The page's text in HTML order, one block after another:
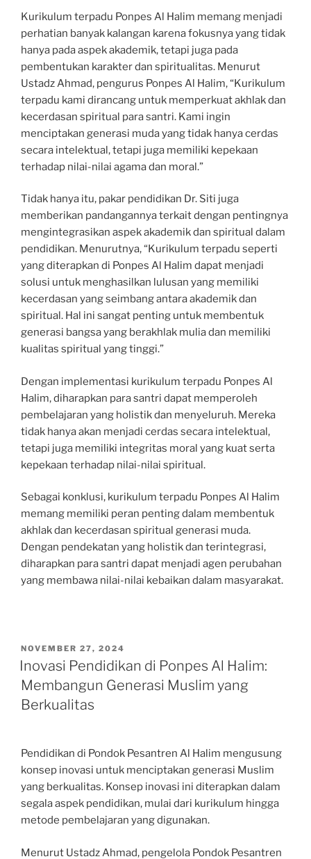
Kurikulum terpadu Ponpes Al Halim memang menjadi
perhatian banyak kalangan karena fokusnya yang tidak
hanya pada aspek akademik, tetapi juga pada
pembentukan karakter dan spiritualitas. Menurut
Ustadz Ahmad, pengurus Ponpes Al Halim, “Kurikulum
terpadu kami dirancang untuk memperkuat akhlak dan
kecerdasan spiritual para santri. Kami ingin
menciptakan generasi muda yang tidak hanya cerdas
secara intelektual, tetapi juga memiliki kepekaan
terhadap nilai-nilai agama dan moral.”
Tidak hanya itu, pakar pendidikan Dr. Siti juga
memberikan pandangannya terkait dengan pentingnya
mengintegrasikan aspek akademik dan spiritual dalam
pendidikan. Menurutnya, “Kurikulum terpadu seperti
yang diterapkan di Ponpes Al Halim dapat menjadi
solusi untuk menghasilkan lulusan yang memiliki
kecerdasan yang seimbang antara akademik dan
spiritual. Hal ini sangat penting untuk membentuk
generasi bangsa yang berakhlak mulia dan memiliki
kualitas spiritual yang tinggi.”
Dengan implementasi kurikulum terpadu Ponpes Al
Halim, diharapkan para santri dapat memperoleh
pembelajaran yang holistik dan menyeluruh. Mereka
tidak hanya akan menjadi cerdas secara intelektual,
tetapi juga memiliki integritas moral yang kuat serta
kepekaan terhadap nilai-nilai spiritual.
Sebagai konklusi, kurikulum terpadu Ponpes Al Halim
memang memiliki peran penting dalam membentuk
akhlak dan kecerdasan spiritual generasi muda.
Dengan pendekatan yang holistik dan terintegrasi,
diharapkan para santri dapat menjadi agen perubahan
yang membawa nilai-nilai kebaikan dalam masyarakat.
POSTED
ON
NOVEMBER 27, 2024
Inovasi Pendidikan di Ponpes Al Halim:
Membangun Generasi Muslim yang
Berkualitas
Pendidikan di Pondok Pesantren Al Halim mengusung
konsep inovasi untuk menciptakan generasi Muslim
yang berkualitas. Konsep inovasi ini diterapkan dalam
segala aspek pendidikan, mulai dari kurikulum hingga
metode pembelajaran yang digunakan.
Menurut Ustadz Ahmad, pengelola Pondok Pesantren